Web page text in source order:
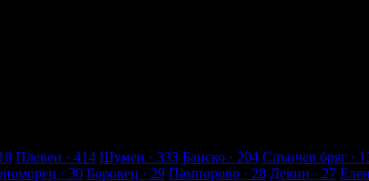
Плевен · 414 Шумен · 333 Банско · 204 Слънчев бряг ·
· 30 Боровец · 29 Пампорово · 28 Девин · 27